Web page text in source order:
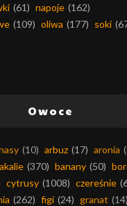
(61) napoje (162)
(109) oliwa (177) soki
Owoce
(10) arbuz (17) aronia
(370) banany (50)
cytrusy (1008) czereśnie
(262) figi (24) granat (14)